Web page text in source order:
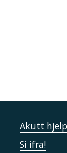
Akutt hjelp
Si ifra!